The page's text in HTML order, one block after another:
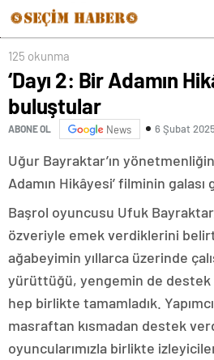
125 okunma
‘Dayı 2: Bir Adamın
buluştular
ABONE OL News 6 Şubat
Uğur Bayraktar’ın
Adamın Hikâyesi’ filminin
Başrol oyuncusu Ufuk
özveriyle emek verdiklerini
ağabeyimin yıllarca üzerinde
yürüttüğü, yengemin de
hep birlikte tamamladık.
masraftan kısmadan destek
oyuncularımızla birlikte